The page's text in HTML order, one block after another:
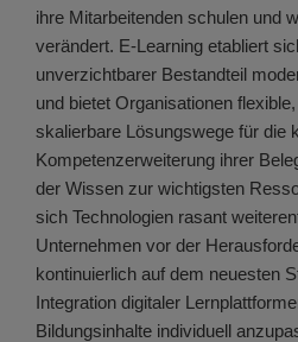
ihre Mitarbeitenden schulen und
verändert. E-Learning etabliert
unverzichtbarer Bestandteil
und bietet Organisationen
skalierbare Lösungswege für die
Kompetenzerweiterung ihrer
der Wissen zur wichtigsten
sich Technologien rasant
Unternehmen vor der
kontinuierlich auf dem neuesten
Integration digitaler
Bildungsinhalte individuell